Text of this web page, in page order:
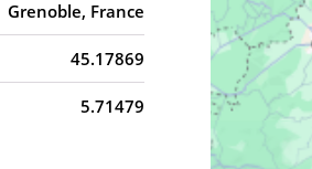
26, Me
27, Je
28, Ve
Grenoble, France
45.17869
5.71479